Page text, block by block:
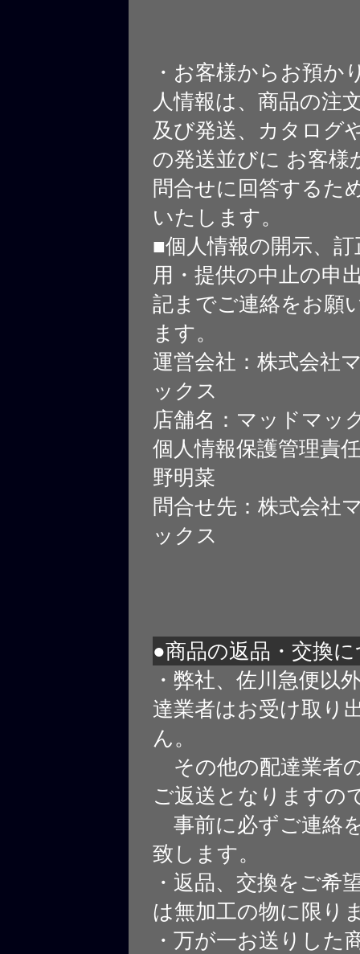
・お客様からお預か
人情報は、商品の注
及び発送、カタログ
の発送並びに お客様
問合せに回答するた
いたします。
■個人情報の開示、
用・提供の中止の申
記までご連絡をお願
ます。
運営会社：株式会社
ックス
店舗名：マッドマッ
個人情報保護管理責
野明菜
問合せ先：株式会社
ックス
●商品の返品・交換
・弊社、佐川急便以
達業者はお受け取り
ん。
その他の配達業者
ご返送となりますの
事前に必ずご連絡
致します。
・返品、交換をご希
は無加工の物に限り
・万が一お送りした